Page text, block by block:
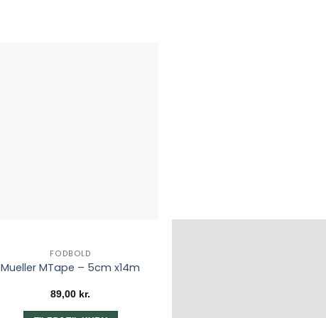
FODBOLD
Mueller MTape – 5cm x14m
89,00 kr.